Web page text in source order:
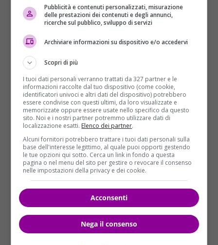
Cristina Marino svela il suo
segreto per avere una
silhouette smagliante
Negli ultimi giorni,
dei social sollevando un polverone mediatico
causa di alcune sue affermazioni che hanno fatto
infuriare molte donne, soprattutto mamme. Difatti, è
tornata subito ad allenarsi, in quanto amante del
fitness. Tuttavia sono piovute diverse critiche nei
suoi confronti, rimarcandole di godersi i propri figli e
non avere fretta.
Pubblicità e contenuti personalizzati, misurazione
delle prestazioni dei contenuti e degli annunci,
ricerche sul pubblico, sviluppo di servizi
Archiviare informazioni su dispositivo e/o accedervi
Scopri di più
I tuoi dati personali verranno trattati da 327 partner e le
informazioni raccolte dal tuo dispositivo (come cookie,
identificatori univoci e altri dati del dispositivo) potrebbero
essere condivise con questi ultimi, da loro visualizzate e
memorizzate oppure essere usate nello specifico da questo
sito. Noi e i nostri partner potremmo utilizzare dati di
localizzazione esatti. Elenco dei partner.
Alcuni fornitori potrebbero trattare i tuoi dati personali sulla
base dell'interesse legittimo, al quale puoi opporti gestendo
le tue opzioni qui sotto. Cerca un link in fondo a questa
pagina o nel menu del sito per gestire o revocare il consenso
nelle impostazioni della privacy e dei cookie.
Acconsenti
Nega il consenso